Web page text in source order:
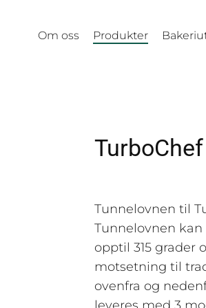
Om oss Produkter
Tunnelovnen til
Tunnelovnen
opptil 315 grader
motsetning til
ovenfra og